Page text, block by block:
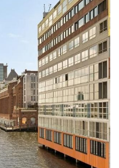
maten en oppervlakten
eigen onderzoek plicht
van belang zijn. Met
de makelaar op als
u een deskundige
bij het
wensen heeft,
te maken aan uw
zelfstandig onderzoek te
vertegenwoordiger
de wet deskundig
zijn te kunnen